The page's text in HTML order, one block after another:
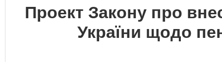
Проект Закону про
України щодо